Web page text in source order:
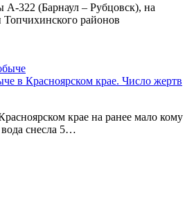
А-322 (Барнаул – Рубцовск), на
районов
в Красноярском крае. Число жертв
крае на ранее мало кому
снесла 5…